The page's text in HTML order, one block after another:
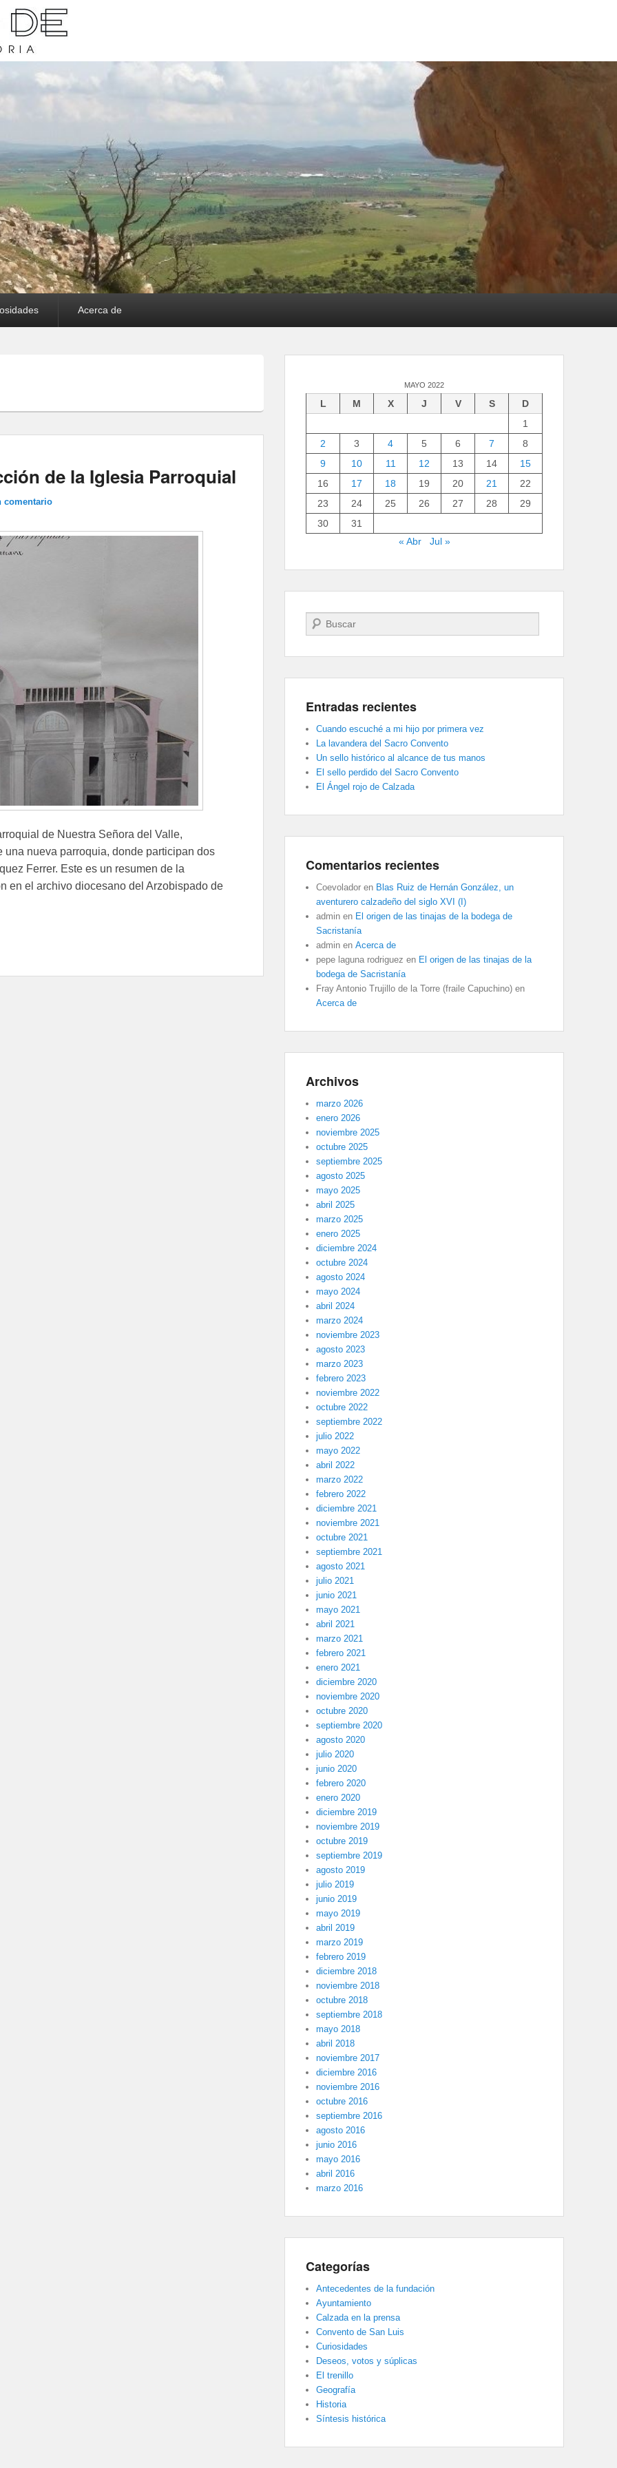
y su historia
Acerca de
de la Iglesia Parroquial
comentario
de Nuestra Señora del Valle,
nueva parroquia, donde participan dos
Ferrer. Este es un resumen de la
en el archivo diocesano del Arzobispado de
MAYO 2022
L M X J V S
D
1
2
3 4 5 6 7
8
9
10 11 12 13 14
15
16
17 18 19 20 21
22
23
24 25 26 27 28
29
30
31
« Abr
Jul »
Buscar
Entradas recientes
Cuando escuché a mi hijo por primera vez
La lavandera del Sacro Convento
Un sello histórico al alcance de tus manos
El sello perdido del Sacro Convento
El Ángel rojo de Calzada
Comentarios recientes
Coevolador en Blas Ruiz de Hernán González, un
aventurero calzadeño del siglo XVI (I)
admin en El origen de las tinajas de la bodega de
Sacristanía
admin en Acerca de
pepe laguna rodriguez en El origen de las tinajas de la
bodega de Sacristanía
Fray Antonio Trujillo de la Torre (fraile Capuchino) en
Acerca de
Archivos
marzo 2026
enero 2026
noviembre 2025
octubre 2025
septiembre 2025
agosto 2025
mayo 2025
abril 2025
marzo 2025
enero 2025
diciembre 2024
octubre 2024
agosto 2024
mayo 2024
abril 2024
marzo 2024
noviembre 2023
agosto 2023
marzo 2023
febrero 2023
noviembre 2022
octubre 2022
septiembre 2022
julio 2022
mayo 2022
abril 2022
marzo 2022
febrero 2022
diciembre 2021
noviembre 2021
octubre 2021
septiembre 2021
agosto 2021
julio 2021
junio 2021
mayo 2021
abril 2021
marzo 2021
febrero 2021
enero 2021
diciembre 2020
noviembre 2020
octubre 2020
septiembre 2020
agosto 2020
julio 2020
junio 2020
febrero 2020
enero 2020
diciembre 2019
noviembre 2019
octubre 2019
septiembre 2019
agosto 2019
julio 2019
junio 2019
mayo 2019
abril 2019
marzo 2019
febrero 2019
diciembre 2018
noviembre 2018
octubre 2018
septiembre 2018
mayo 2018
abril 2018
noviembre 2017
diciembre 2016
noviembre 2016
octubre 2016
septiembre 2016
agosto 2016
junio 2016
mayo 2016
abril 2016
marzo 2016
Categorías
Antecedentes de la fundación
Ayuntamiento
Calzada en la prensa
Convento de San Luis
Curiosidades
Deseos, votos y súplicas
El trenillo
Geografía
Historia
Síntesis histórica